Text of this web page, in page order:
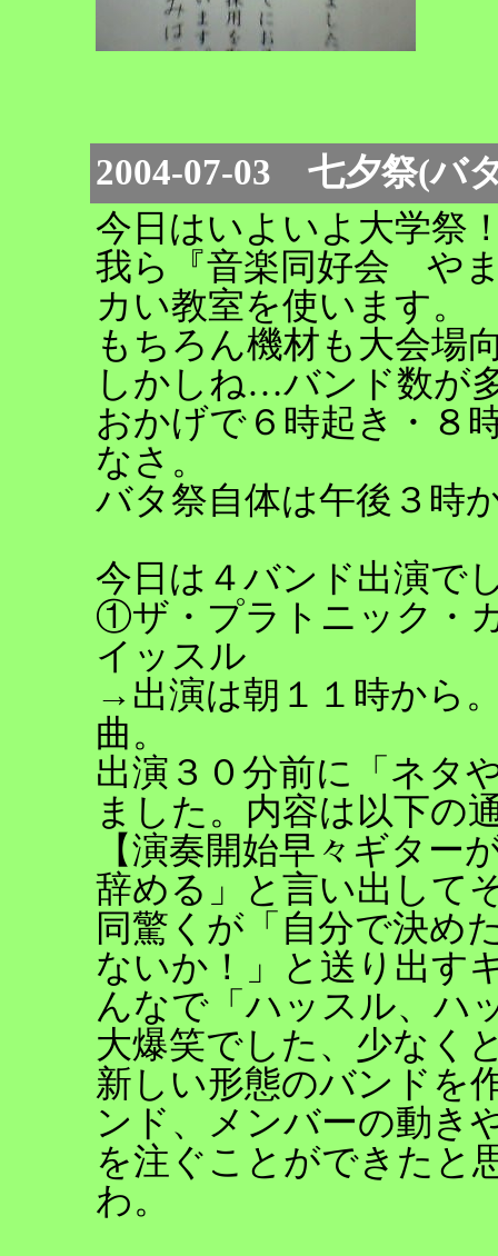
2004-07-03 七夕祭(バ
今日はいよいよ大学祭
我ら『音楽同好会 や
カい教室を使います。
もちろん機材も大会場
しかしね…バンド数が
おかげで６時起き・８
なさ。
バタ祭自体は午後３時
今日は４バンド出演で
①ザ・プラトニック・
イッスル
→出演は朝１１時から
曲。
出演３０分前に「ネタ
ました。内容は以下の
【演奏開始早々ギター
辞める」と言い出して
同驚くが「自分で決め
ないか！」と送り出す
んなで「ハッスル、ハ
大爆笑でした、少なく
新しい形態のバンドを
ンド、メンバーの動き
を注ぐことができたと
わ。